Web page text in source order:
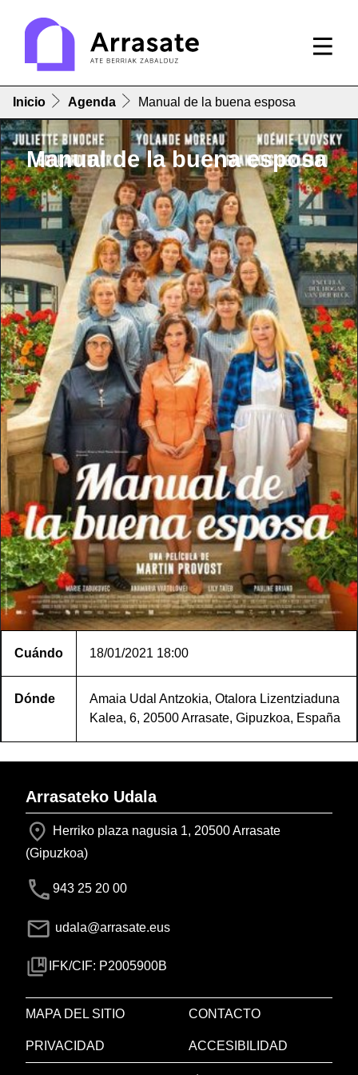
Inicio Agenda Manual de la buena esposa
Manual de la buena esposa
Cuándo 18/01/2021 18:00
Dónde
Amaia Udal Antzokia, Otalora Lizentziaduna
Kalea, 6, 20500 Arrasate, Gipuzkoa, España
Arrasateko Udala
Herriko plaza nagusia 1, 20500 Arrasate
(Gipuzkoa)
943 25 20 00
udala@arrasate.eus
IFK/CIF: P2005900B
MAPA DEL SITIO CONTACTO
PRIVACIDAD ACCESIBILIDAD